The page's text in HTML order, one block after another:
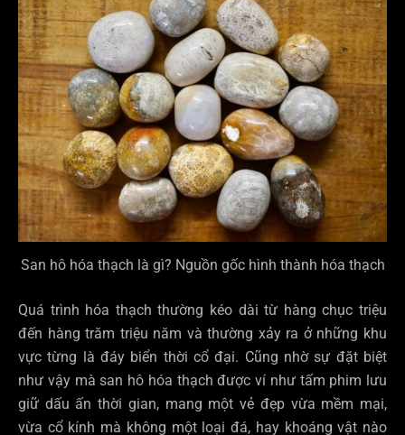
San hô hóa thạch là gì? Nguồn gốc hình thành hóa thạch
Quá trình hóa thạch thường kéo dài từ hàng chục triệu
đến hàng trăm triệu năm và thường xảy ra ở những khu
vực từng là đáy biển thời cổ đại. Cũng nhờ sự đặt biệt
như vậy mà san hô hóa thạch được ví như tấm phim lưu
giữ dấu ấn thời gian, mang một vẻ đẹp vừa mềm mại,
vừa cổ kính mà không một loại đá, hay khoáng vật nào